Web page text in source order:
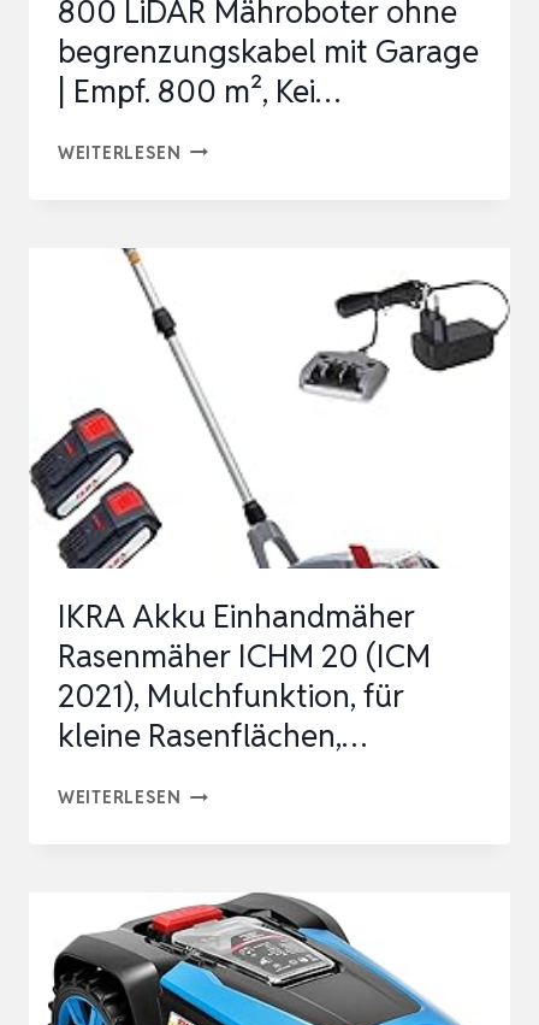
K…
800 LiDAR Mähroboter ohne
begrenzungskabel mit Garage
| Empf. 800 m², Kei…
WEITERLESEN MAMMOTION
MÄHROBOTER
OHNE
BEGRENZUNGSKABEL
GARAGE
800
M²,
KEI…
IKRA Akku Einhandmäher
Rasenmäher ICHM 20 (ICM
2021), Mulchfunktion, für
kleine Rasenflächen,…
WEITERLESEN IKRA
RASENMÄHER
ICHM
20
(ICM